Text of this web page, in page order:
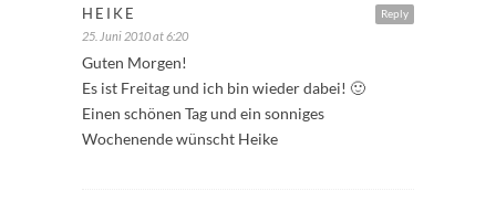
Reply
HEIKE
25. Juni 2010 at 6:20
Guten Morgen!
Es ist Freitag und ich bin wieder dabei! 🙂
Einen schönen Tag und ein sonniges
Wochenende wünscht Heike